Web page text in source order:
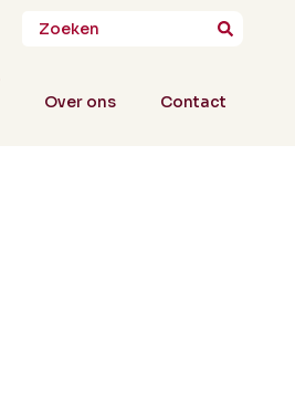
Over ons Contact